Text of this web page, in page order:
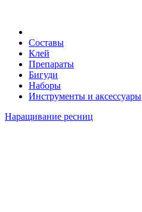
Составы
Клей
Препараты
Бигуди
Наборы
Инструменты и аксессуары
Наращивание ресниц